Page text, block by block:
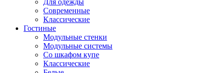
Для одежды
Современные
Классические
Гостиные
Модульные стенки
Модульные системы
Со шкафом купе
Классические